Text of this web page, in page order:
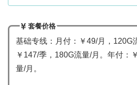
套餐价格
基础专线：月付：￥49/月，120G
￥147/季，180G流量/月。年付：
量/月。